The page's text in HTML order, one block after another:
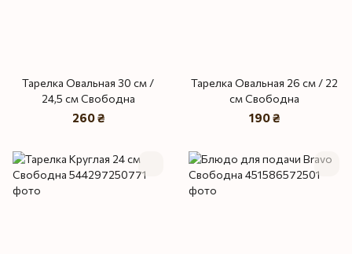
Тарелка Овальная 30 см /
24,5 см Свободна
260 ₴
Тарелка Овальная 26 см / 22
см Свободна
190 ₴